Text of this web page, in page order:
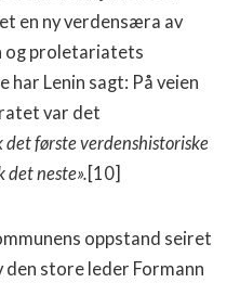
en ny verdensæra av
og proletariatets
Lenin sagt: På veien
var det
det første verdenshistoriske
det neste». [10]
oppstand seiret
store leder Formann